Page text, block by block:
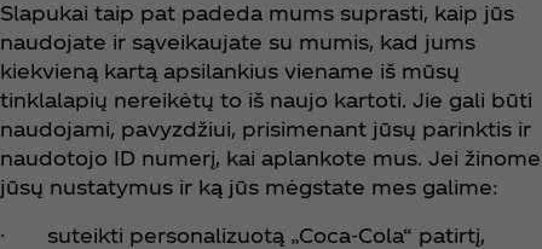
Slapukai taip pat padeda mums suprasti, kaip jūs
naudojate ir sąveikaujate su mumis, kad jums
kiekvieną kartą apsilankius viename iš mūsų
tinklalapių nereikėtų to iš naujo kartoti. Jie gali būti
naudojami, pavyzdžiui, prisimenant jūsų parinktis ir
naudotojo ID numerį, kai aplankote mus. Jei žinome
jūsų nustatymus ir ką jūs mėgstate mes galime:
· suteikti personalizuotą „Coca‑Cola“ patirtį,